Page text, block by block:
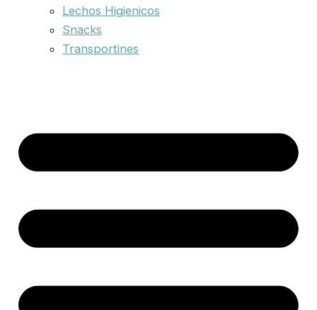
Lechos Higienicos
Snacks
Transportines